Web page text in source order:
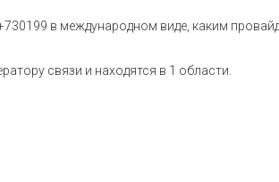
в международном виде, каким
связи и находятся в 1 области.